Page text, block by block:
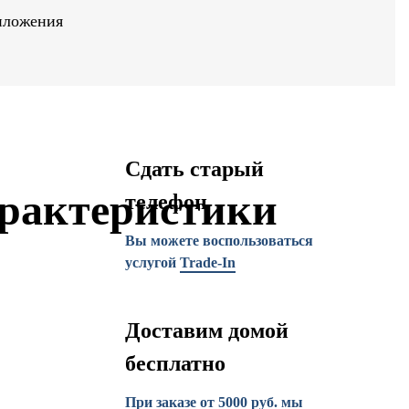
Сдать старый
телефон
Вы можете воспользоваться
услугой Trade-In
Доставим домой
бесплатно
При заказе от 5000 руб. мы